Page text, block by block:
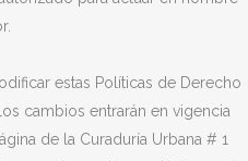
estas Políticas de Derecho
cambios entrarán en vigencia
de la Curaduría Urbana # 1